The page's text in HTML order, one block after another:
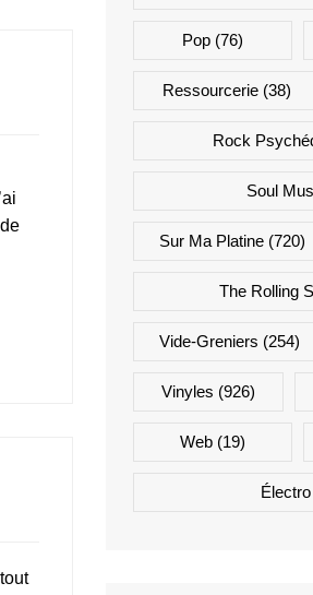
Pop (76)
Ressourcerie (38)
Rock
Soul
Sur Ma Platine(720)
The Rolling
Vide-Greniers (254)
Vinyles (926)
Web (19)
Électro